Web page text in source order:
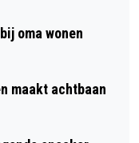
oma wonen
maakt achtbaan